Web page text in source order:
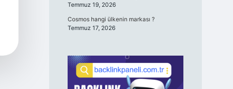
Temmuz 19, 2026
Cosmos hangi ülkenin markası ?
Temmuz 17, 2026